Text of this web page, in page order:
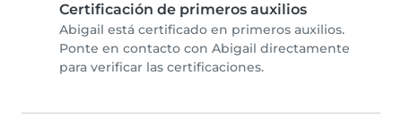
Certificación de primeros auxilios
Abigail está certificado en primeros auxilios.
Ponte en contacto con Abigail directamente
para verificar las certificaciones.